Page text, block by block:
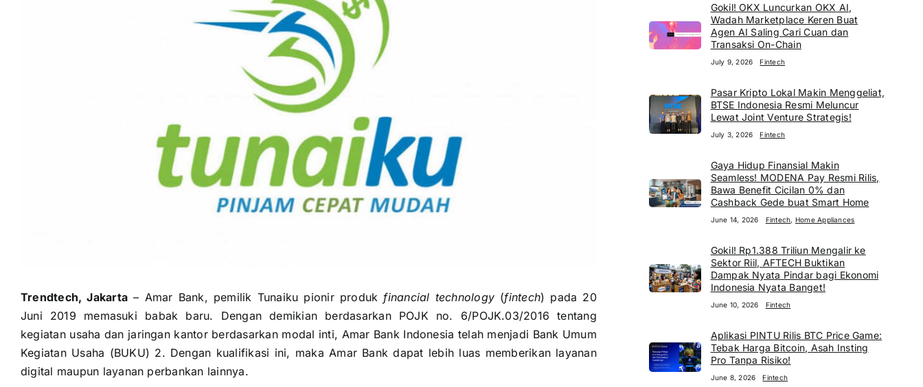
Trendtech, Jakarta – Amar Bank, pemilik Tunaiku pionir produk financial technology (fintech) pada 20
Juni 2019 memasuki babak baru. Dengan demikian berdasarkan POJK no. 6/POJK.03/2016 tentang
kegiatan usaha dan jaringan kantor berdasarkan modal inti, Amar Bank Indonesia telah menjadi Bank Umum
Kegiatan Usaha (BUKU) 2. Dengan kualifikasi ini, maka Amar Bank dapat lebih luas memberikan layanan
digital maupun layanan perbankan lainnya.
Gokil! OKX Luncurkan OKX AI,
Wadah Marketplace Keren Buat
Agen AI Saling Cari Cuan dan
Transaksi On-Chain
July 9, 2026 Fintech
Pasar Kripto Lokal Makin Menggeliat,
BTSE Indonesia Resmi Meluncur
Lewat Joint Venture Strategis!
July 3, 2026 Fintech
Gaya Hidup Finansial Makin
Seamless! MODENA Pay Resmi Rilis,
Bawa Benefit Cicilan 0% dan
Cashback Gede buat Smart Home
June 14, 2026 Fintech, Home Appliances
Gokil! Rp1.388 Triliun Mengalir ke
Sektor Riil, AFTECH Buktikan
Dampak Nyata Pindar bagi Ekonomi
Indonesia Nyata Banget!
June 10, 2026 Fintech
Aplikasi PINTU Rilis BTC Price Game:
Tebak Harga Bitcoin, Asah Insting
Pro Tanpa Risiko!
June 8, 2026 Fintech